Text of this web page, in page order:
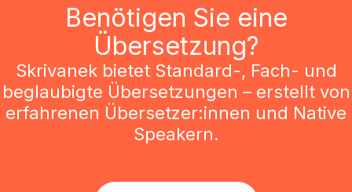
Benötigen Sie eine
Übersetzung?
Skrivanek bietet Standard-, Fach- und
beglaubigte Übersetzungen – erstellt von
erfahrenen Übersetzer:innen und Native
Speakern.